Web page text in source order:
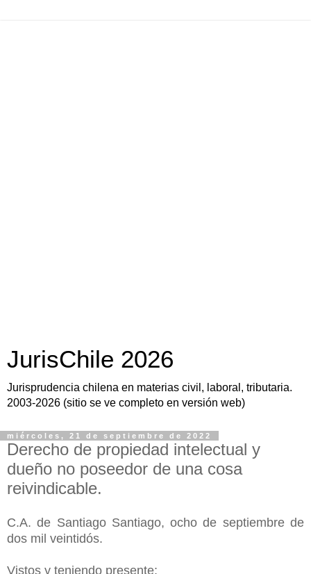
JurisChile 2026
Jurisprudencia chilena en materias civil, laboral, tributaria.
2003-2026 (sitio se ve completo en versión web)
miércoles, 21 de septiembre de 2022
Derecho de propiedad intelectual y
dueño no poseedor de una cosa
reivindicable.
C.A. de Santiago Santiago, ocho de septiembre de
dos mil veintidós.
Vistos y teniendo presente: